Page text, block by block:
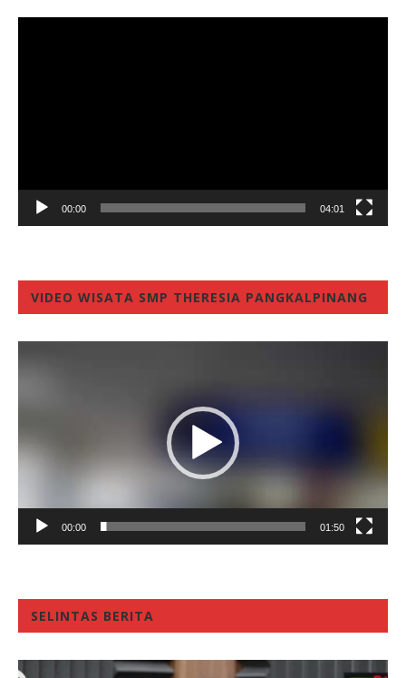
00:00 04:01
VIDEO WISATA SMP THERESIA PANGKALPINANG
00:00 01:50
SELINTAS BERITA